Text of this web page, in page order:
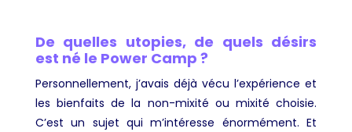
De quelles utopies, de quels désirs
est né le Power Camp ?
Personnellement, j’avais déjà vécu l’expérience et
les bienfaits de la non-mixité ou mixité choisie.
C’est un sujet qui m’intéresse énormément. Et